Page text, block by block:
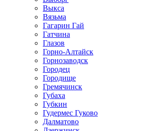
Выкса
Вязьма
Гагарин Гай
Гатчина
Глазов
Горно-Алтайск
Горнозаводск
Городец
Городище
Гремячинск
Губаха
Губкин
Гудермес Гуково
Далматово